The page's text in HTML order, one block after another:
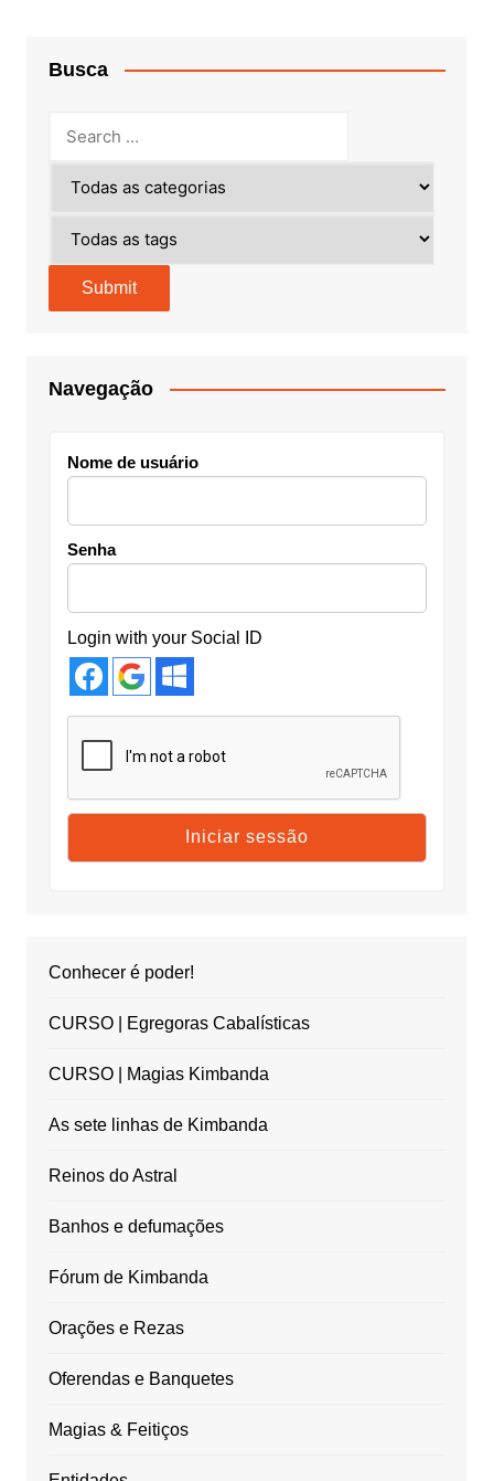
Busca
Navegação
Nome de usuário
Senha
Login with your Social ID
Conhecer é poder!
CURSO | Egregoras Cabalísticas
CURSO | Magias Kimbanda
As sete linhas de Kimbanda
Reinos do Astral
Banhos e defumações
Fórum de Kimbanda
Orações e Rezas
Oferendas e Banquetes
Magias & Feitiços